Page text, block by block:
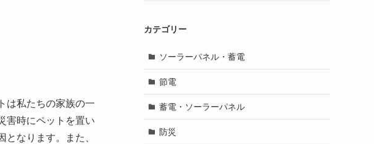
は私たちの家族の一
害時にペットを置い
なります。また、
カテゴリー
ソーラーパネル・蓄電
節電
蓄電・ソーラーパネル
防災